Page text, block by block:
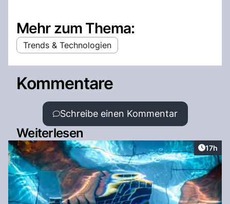
Mehr zum Thema:
Trends & Technologien
Kommentare
Schreibe einen Kommentar
Weiterlesen
Artikel
17h